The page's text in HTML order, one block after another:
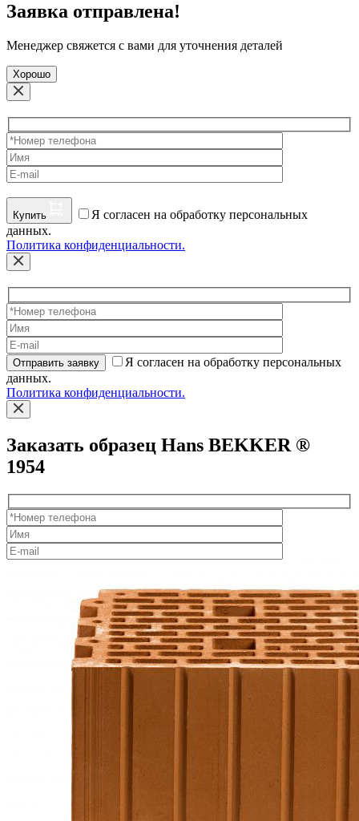
Заявка отправлена!
Менеджер свяжется с вами для уточнения деталей
Хорошо
Купить
Я согласен на обработку персональных
данных.
Политика конфиденциальности.
Отправить заявку
Я согласен на обработку персональных
данных.
Политика конфиденциальности.
Заказать образец Hans BEKKER ®
1954